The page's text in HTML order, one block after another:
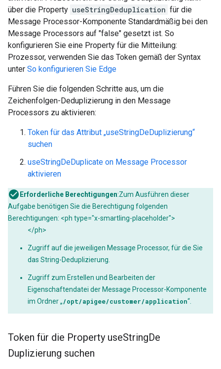
über die Property useStringDeduplication für die
Message Processor-Komponente Standardmäßig bei den
Message Processors auf "false" gesetzt ist. So
konfigurieren Sie eine Property für die Mitteilung:
Prozessor, verwenden Sie das Token gemäß der Syntax
unter So konfigurieren Sie Edge
Führen Sie die folgenden Schritte aus, um die
Zeichenfolgen-Deduplizierung in den Message
Processors zu aktivieren:
Token für das Attribut „useStringDeDuplizierung“
suchen
useStringDeDuplicate on Message Processor
aktivieren
Erforderliche Berechtigungen:Zum Ausführen dieser
Aufgabe benötigen Sie die Berechtigung folgenden
Berechtigungen: <ph type="x-smartling-placeholder">
</ph>
Zugriff auf die jeweiligen Message Processor, für die Sie
das String-Deduplizierung.
Zugriff zum Erstellen und Bearbeiten der
Eigenschaftendatei der Message Processor-Komponente
im Ordner „/opt/apigee/customer/application“.
Token für die Property useStringDe
Duplizierung suchen